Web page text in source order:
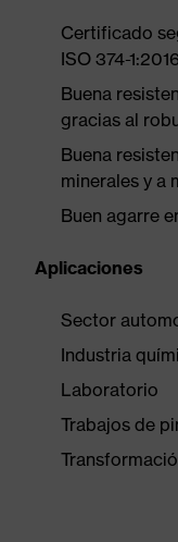
Certificado
ISO 374-
Buena
gracias al
Buena
minerales y a
Buen agarre
Aplicaciones
Sector
Industria
Laboratorio
Trabajos de